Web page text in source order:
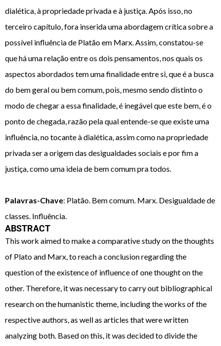
dialética, à propriedade privada e à justiça. Após isso, no
terceiro capítulo, fora inserida uma abordagem crítica sobre a
possível influência de Platão em Marx. Assim, constatou-se
que há uma relação entre os dois pensamentos, nos quais os
aspectos abordados tem uma finalidade entre si, que é a busca
do bem geral ou bem comum, pois, mesmo sendo distinto o
modo de chegar a essa finalidade, é inegável que este bem, é o
ponto de chegada, razão pela qual entende-se que existe uma
influência, no tocante à dialética, assim como na propriedade
privada ser a origem das desigualdades sociais e por fim a
justiça, como uma ideia de bem comum pra todos.
Palavras-Chave: Platão. Bem comum. Marx. Desigualdade de
classes. Influência.
ABSTRACT
This work aimed to make a comparative study on the thoughts
of Plato and Marx, to reach a conclusion regarding the
question of the existence of influence of one thought on the
other. Therefore, it was necessary to carry out bibliographical
research on the humanistic theme, including the works of the
respective authors, as well as articles that were written
analyzing both. Based on this, it was decided to divide the